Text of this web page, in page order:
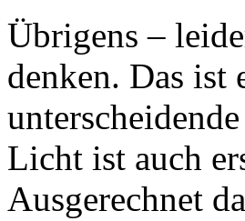
Übrigens –
denken. Das ist
Licht ist auch
Ausgerechnet